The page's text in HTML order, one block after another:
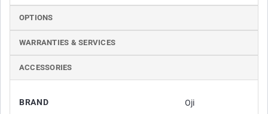
OPTIONS
WARRANTIES & SERVICES
ACCESSORIES
BRAND Oji